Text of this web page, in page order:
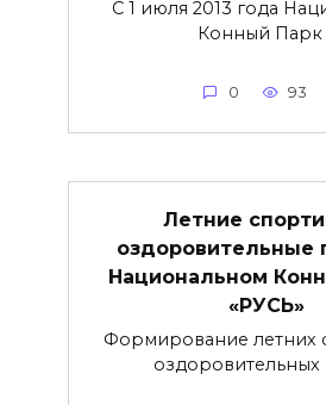
С 1 июля 2013 года
Конный Парк
0 93
Летние
оздоровительные
Национальном
«РУСЬ»
Формирование летних
оздоровительных